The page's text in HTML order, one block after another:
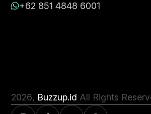
+62 851 4848 6001
2026, Buzzup.id All Rights